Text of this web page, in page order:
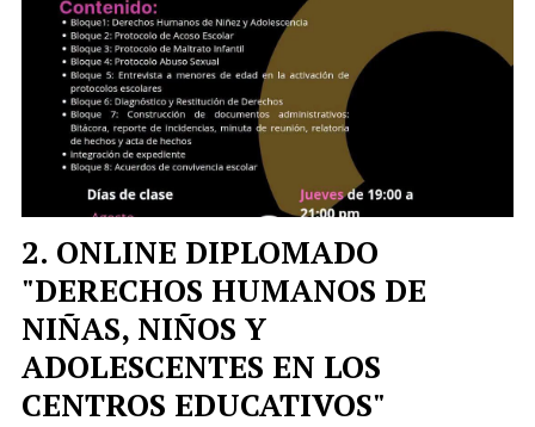
ONLINE DIPLOMADO
"DERECHOS HUMANOS DE
NIÑAS, NIÑOS Y
ADOLESCENTES EN LOS
CENTROS EDUCATIVOS"